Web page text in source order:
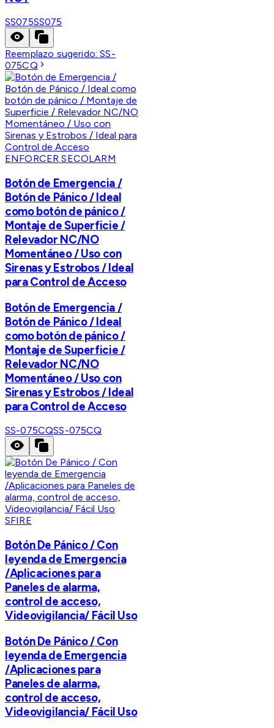
SS075SS075
Reemplazo sugerido:SS-
075CQ
ENFORCER SECOLARM
Botón de Emergencia /
Botón de Pánico / Ideal
como botón de pánico /
Montaje de Superficie /
Relevador NC/NO
Momentáneo / Uso con
Sirenas y Estrobos / Ideal
para Control de Acceso
Botón de Emergencia /
Botón de Pánico / Ideal
como botón de pánico /
Montaje de Superficie /
Relevador NC/NO
Momentáneo / Uso con
Sirenas y Estrobos / Ideal
para Control de Acceso
SS-075CQSS-075CQ
SFIRE
Botón De Pánico / Con
leyenda de Emergencia
/Aplicaciones para
Paneles de alarma,
control de acceso,
Videovigilancia/ Fácil Uso
Botón De Pánico / Con
leyenda de Emergencia
/Aplicaciones para
Paneles de alarma,
control de acceso,
Videovigilancia/ Fácil Uso